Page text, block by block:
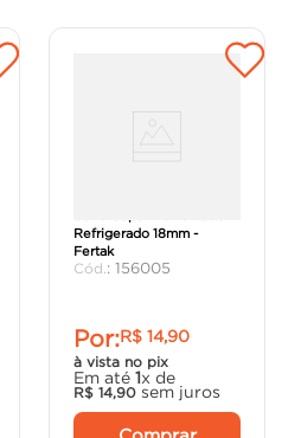
Refrigerado 18mm -
Fertak
: 156005
Por:R$ 14,90
à vista no pix
Em até 1x de
R$ 14,90 sem juros